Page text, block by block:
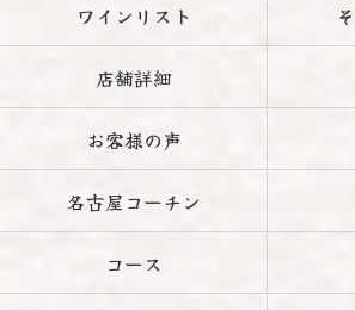
ワインリスト
店舗詳細
お客様の声
名古屋コーチン
コース